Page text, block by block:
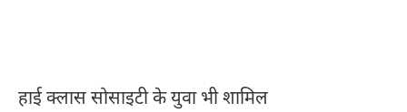
हाई क्लास सोसाइटी के युवा भी शामिल